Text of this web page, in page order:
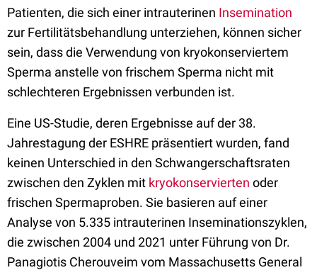
Patienten, die sich einer intrauterinen Insemination
zur Fertilitätsbehandlung unterziehen, können sicher
sein, dass die Verwendung von kryokonserviertem
Sperma anstelle von frischem Sperma nicht mit
schlechteren Ergebnissen verbunden ist.
Eine US-Studie, deren Ergebnisse auf der 38.
Jahrestagung der ESHRE präsentiert wurden, fand
keinen Unterschied in den Schwangerschaftsraten
zwischen den Zyklen mit kryokonservierten oder
frischen Spermaproben. Sie basieren auf einer
Analyse von 5.335 intrauterinen Inseminationszyklen,
die zwischen 2004 und 2021 unter Führung von Dr.
Panagiotis Cherouveim vom Massachusetts General